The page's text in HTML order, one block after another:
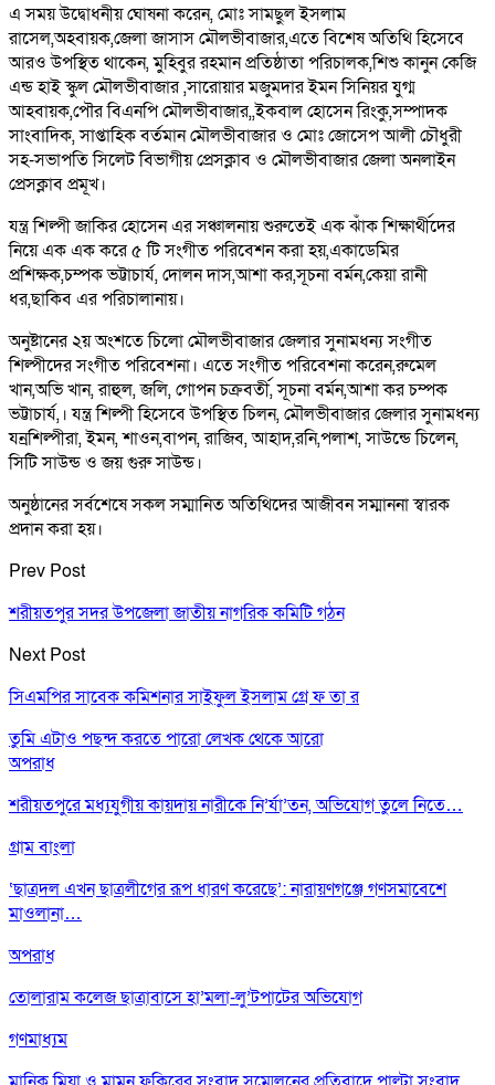
এ সময় উদ্বোধনীয় ঘোষনা করেন, মোঃ সামছুল ইসলাম
রাসেল,অহবায়ক,জেলা জাসাস মৌলভীবাজার,এতে বিশেষ অতিথি হিসেবে
আরও উপস্থিত থাকেন, মুহিবুর রহমান প্রতিষ্ঠাতা পরিচালক,শিশু কানুন কেজি
এন্ড হাই স্কুল মৌলভীবাজার ,সারোয়ার মজুমদার ইমন সিনিয়র যুগ্ম
আহবায়ক,পৌর বিএনপি মৌলভীবাজার,,ইকবাল হোসেন রিংকু,সম্পাদক
সাংবাদিক, সাপ্তাহিক বর্তমান মৌলভীবাজার ও মোঃ জোসেপ আলী চৌধুরী
সহ-সভাপতি সিলেট বিভাগীয় প্রেসক্লাব ও মৌলভীবাজার জেলা অনলাইন
প্রেসক্লাব প্রমূখ।
যন্ত্র শিল্পী জাকির হোসেন এর সঞ্চালনায় শুরুতেই এক ঝাঁক শিক্ষার্থীদের
নিয়ে এক এক করে ৫ টি সংগীত পরিবেশন করা হয়,একাডেমির
প্রশিক্ষক,চম্পক ভট্টাচার্য, দোলন দাস,আশা কর,সূচনা বর্মন,কেয়া রানী
ধর,ছাকিব এর পরিচালানায়।
অনুষ্টানের ২য় অংশতে চিলো মৌলভীবাজার জেলার সুনামধন্য সংগীত
শিল্পীদের সংগীত পরিবেশনা। এতে সংগীত পরিবেশনা করেন,রুমেল
খান,অভি খান, রাহুল, জলি, গোপন চক্রবর্তী, সূচনা বর্মন,আশা কর চম্পক
ভট্টাচার্য,। যন্ত্র শিল্পী হিসেবে উপস্থিত চিলন, মৌলভীবাজার জেলার সুনামধন্য
যন্রশিল্পীরা, ইমন, শাওন,বাপন, রাজিব, আহাদ,রনি,পলাশ, সাউন্ডে চিলেন,
সিটি সাউন্ড ও জয় গুরু সাউন্ড।
অনুষ্ঠানের সর্বশেষে সকল সম্মানিত অতিথিদের আজীবন সম্মাননা স্বারক
প্রদান করা হয়।
Prev Post
শরীয়তপুর সদর উপজেলা জাতীয় নাগরিক কমিটি গঠন
Next Post
সিএমপির সাবেক কমিশনার সাইফুল ইসলাম গ্রে ফ তা র
তুমি এটাও পছন্দ করতে পারোলেখক থেকে আরো
অপরাধ
শরীয়তপুরে মধ্যযুগীয় কায়দায় নারীকে নি’র্যা’তন, অভিযোগ তুলে নিতে…
গ্রাম বাংলা
‘ছাত্রদল এখন ছাত্রলীগের রূপ ধারণ করেছে’: নারায়ণগঞ্জে গণসমাবেশে
মাওলানা…
অপরাধ
তোলারাম কলেজ ছাত্রাবাসে হা’মলা-লু’টপাটের অভিযোগ
গণমাধ্যম